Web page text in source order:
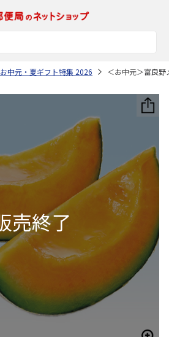
お中元・夏ギフト特集 2026 ＜お中元＞富良野